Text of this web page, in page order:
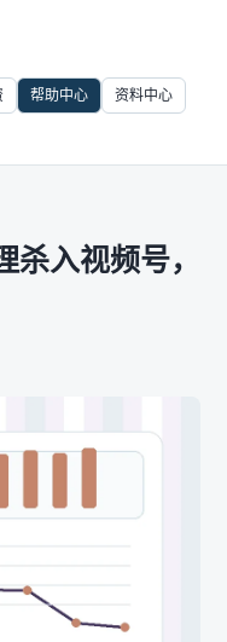
帮助中心 资料中心
杀入视频号，